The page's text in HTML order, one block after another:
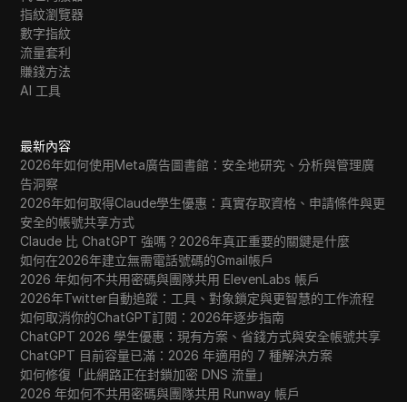
指紋瀏覽器
數字指紋
流量套利
賺錢方法
AI 工具
最新內容
2026年如何使用Meta廣告圖書館：安全地研究、分析與管理廣
告洞察
2026年如何取得Claude學生優惠：真實存取資格、申請條件與更
安全的帳號共享方式
Claude 比 ChatGPT 強嗎？2026年真正重要的關鍵是什麼
如何在2026年建立無需電話號碼的Gmail帳戶
2026 年如何不共用密碼與團隊共用 ElevenLabs 帳戶
2026年Twitter自動追蹤：工具、對象鎖定與更智慧的工作流程
如何取消你的ChatGPT訂閱：2026年逐步指南
ChatGPT 2026 學生優惠：現有方案、省錢方式與安全帳號共享
ChatGPT 目前容量已滿：2026 年適用的 7 種解決方案
如何修復「此網路正在封鎖加密 DNS 流量」
2026 年如何不共用密碼與團隊共用 Runway 帳戶